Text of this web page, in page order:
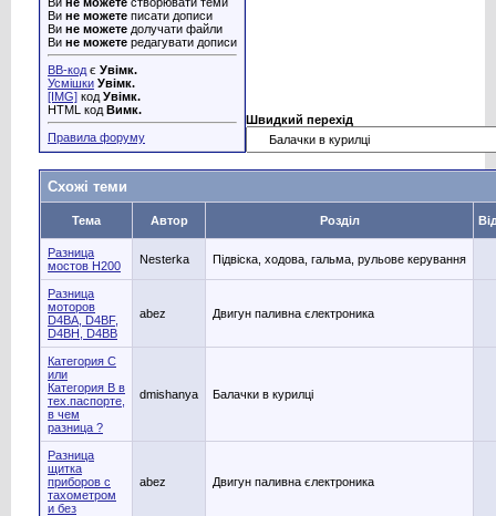
Ви не можете писати дописи
Ви не можете долучати файли
Ви не можете редагувати дописи
BB-код є Увімк.
Усмішки Увімк.
[IMG] код Увімк.
HTML код Вимк.
Правила форуму
Швидкий перехід
Схожі теми
Тема Автор Розділ
Разница
мостов H200
Nesterka Підвіска, ходова, гальма, рульове керування
Разница
моторов
D4BA, D4BF,
D4BH, D4BB
abez Двигун паливна єлектроника
Категория C
или
Категория B в
тех.паспорте,
в чем
разница ?
dmishanya Балачки в курилці
Разница
щитка
приборов с
тахометром
и без
abez Двигун паливна єлектроника